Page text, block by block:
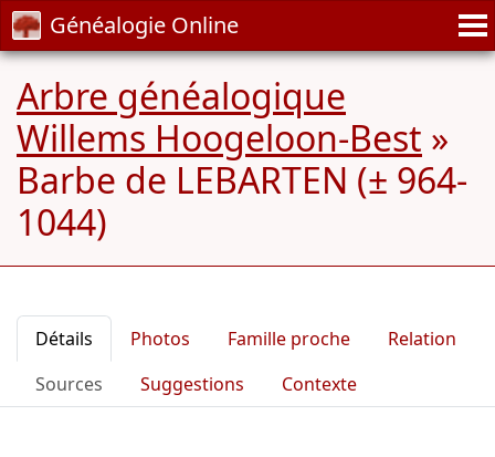
Généalogie Online
Arbre généalogique
Willems Hoogeloon-Best »
Barbe de LEBARTEN (± 964-
1044)
Détails Photos Famille proche
Relation
Sources
Suggestions Contexte